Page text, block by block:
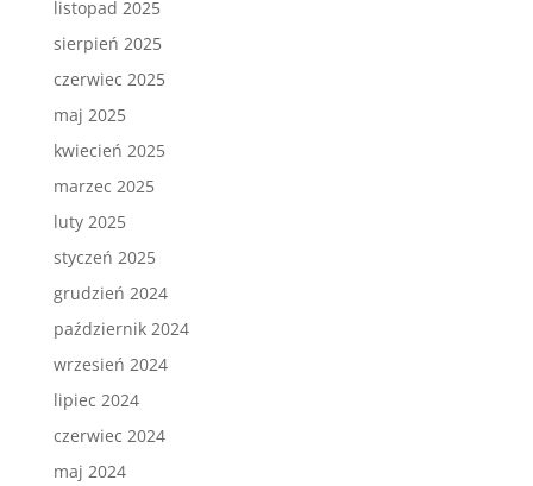
listopad 2025
sierpień 2025
czerwiec 2025
maj 2025
kwiecień 2025
marzec 2025
luty 2025
styczeń 2025
grudzień 2024
październik 2024
wrzesień 2024
lipiec 2024
czerwiec 2024
maj 2024